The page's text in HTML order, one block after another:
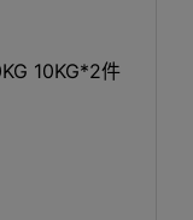
10KG*2件